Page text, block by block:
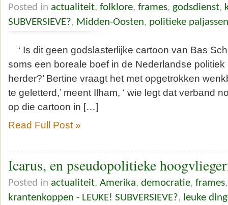
Posted in actualiteit, folklore, frames, godsdienst,
SUBVERSIEVE?, Midden-Oosten, politieke paljassen
‘ Is dit geen godslasterlijke cartoon van Bas
soms een boreale boef in de Nederlandse
herder?’ Bertine vraagt het met opgetrokken
te geletterd,’ meent Ilham, ‘ wie legt dat verband
op die cartoon in […]
Read Full Post »
Icarus, en pseudopolitieke
Posted in actualiteit, Amerika, democratie, frames
krantenkoppen - LEUKE! SUBVERSIEVE?, leuke